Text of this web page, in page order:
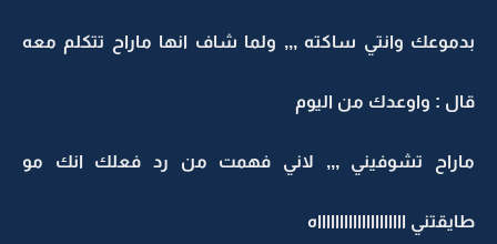
بدموعك وانتي ساكته ,,, ولما شاف انها ماراح تتكلم معه
قال : واوعدك من اليوم
ماراح تشوفيني ,,, لاني فهمت من رد فعلك انك مو
طايقتني ااااااااااااااااااااه